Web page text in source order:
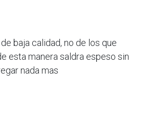
baja calidad, no de los que
esta manera saldra espeso sin
nada mas